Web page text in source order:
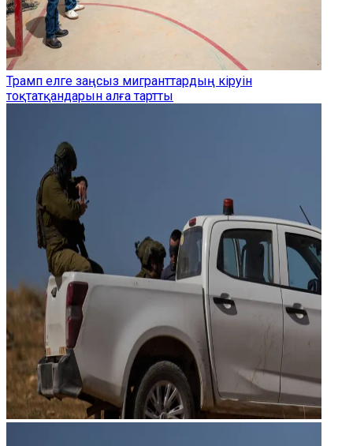
Трамп елге заңсыз мигранттардың кіруін
тоқтатқандарын алға тартты